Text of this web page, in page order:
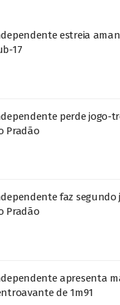
estreia
17
perde jogo-
Pradão
faz
Pradão
apresenta
de 1m91